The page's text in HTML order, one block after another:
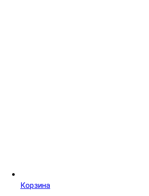
Корзина